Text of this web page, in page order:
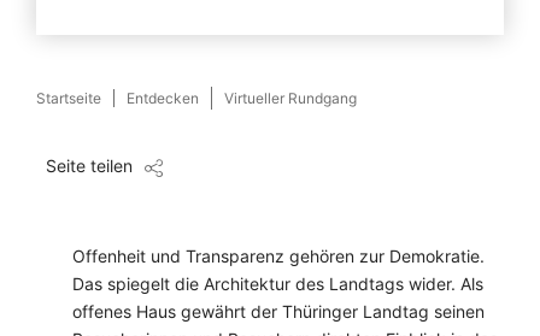
Startseite Entdecken Virtueller Rundgang
Seite teilen
Offenheit und Transparenz gehören zur Demokratie.
Das spiegelt die Architektur des Landtags wider. Als
offenes Haus gewährt der Thüringer Landtag seinen